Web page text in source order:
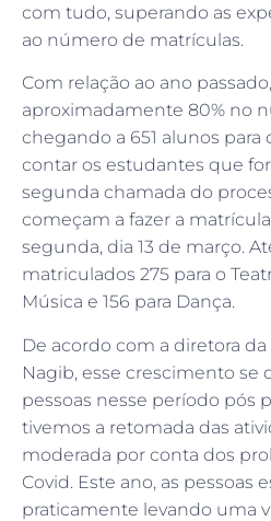
com tudo, superando as
ao número de matrículas.
Com relação ao ano
aproximadamente 80% no
chegando a 651 alunos para
contar os estudantes que
segunda chamada do
começam a fazer a
segunda, dia 13 de março.
matriculados 275 para o
Música e 156 para Dança.
De acordo com a diretora
Nagib, esse crescimento se
pessoas nesse período pós
tivemos a retomada das
moderada por conta dos
Covid. Este ano, as pessoas
praticamente levando uma